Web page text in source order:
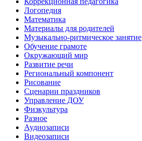
Логопедия
Математика
Материалы для родителей
Музыкально-ритмическое занятие
Обучение грамоте
Окружающий мир
Развитие речи
Региональный компонент
Рисование
Сценарии праздников
Управление ДОУ
Физкультура
Разное
Аудиозаписи
Видеозаписи